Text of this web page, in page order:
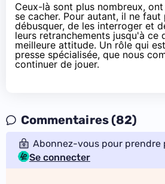
Ceux-là sont plus nombreux,
se cacher. Pour autant, il ne faut
débusquer, de les interroger et
leurs retranchements jusqu'à ce
meilleure attitude. Un rôle qui
presse spécialisée, que nous
continuer de jouer.
Commentaires (82)
Abonnez-vous pour prendre
Se connecter